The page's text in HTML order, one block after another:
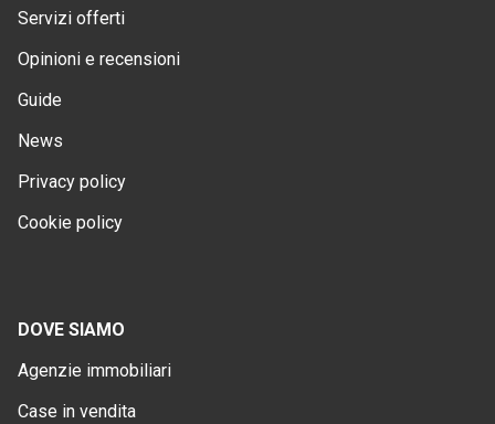
Servizi offerti
Opinioni e recensioni
Guide
News
Privacy policy
Cookie policy
DOVE SIAMO
Agenzie immobiliari
Case in vendita